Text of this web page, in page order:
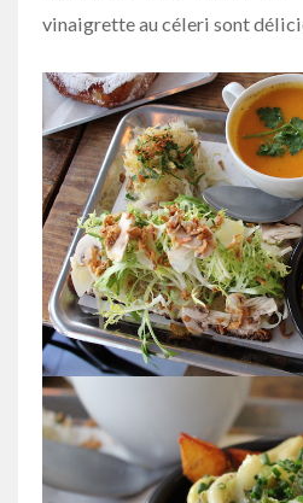
vinaigrette au céleri sont